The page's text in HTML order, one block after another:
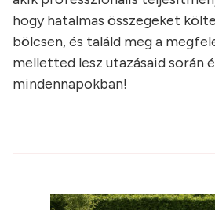
hogy hatalmas összegeket
bölcsen, és találd meg a
melletted lesz utazásaid során
mindennapokban!